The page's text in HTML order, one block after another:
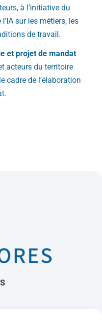
à l’initiative du
sur les métiers, les
de travail.
et projet de mandat
acteurs du territoire
cadre de l’élaboration